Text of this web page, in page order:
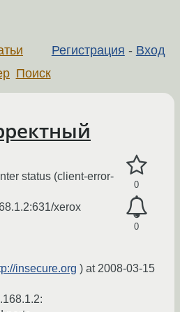
Регистрация - Вход
Поиск
0
0
status (client-error-
xerox
insecure.org ) at 2008-03-15